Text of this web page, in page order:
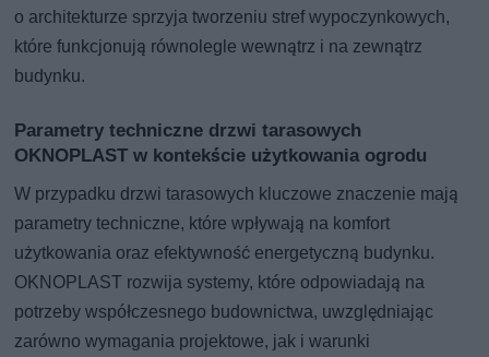
o architekturze sprzyja tworzeniu stref wypoczynkowych,
które funkcjonują równolegle wewnątrz i na zewnątrz
budynku.
Parametry techniczne drzwi tarasowych
OKNOPLAST w kontekście użytkowania ogrodu
W przypadku drzwi tarasowych kluczowe znaczenie mają
parametry techniczne, które wpływają na komfort
użytkowania oraz efektywność energetyczną budynku.
OKNOPLAST rozwija systemy, które odpowiadają na
potrzeby współczesnego budownictwa, uwzględniając
zarówno wymagania projektowe, jak i warunki